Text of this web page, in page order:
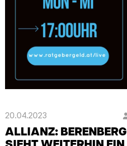
20.04.2023
ALLIANZ: BERENBERG